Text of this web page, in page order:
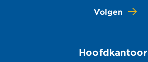
Volgen
Hoofdkantoor